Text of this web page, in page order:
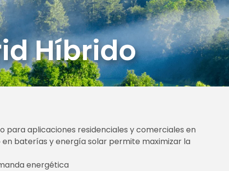
Híbrido
aplicaciones residenciales y comerciales en
baterías y energía solar permite maximizar la
energética